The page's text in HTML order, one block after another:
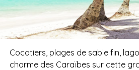
Cocotiers, plages de sable fin,
charme des Caraïbes sur cette